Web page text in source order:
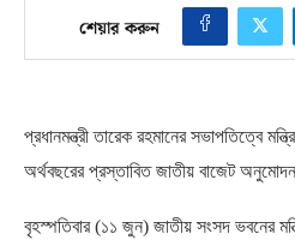
শেয়ার করুন
প্রধানমন্ত্রী তারেক রহমানের সভাপতিত্বে
অর্থবছরের প্রস্তাবিত জাতীয় বাজেট
বৃহস্পতিবার(১১ জুন) জাতীয় সংসদ ভবনের